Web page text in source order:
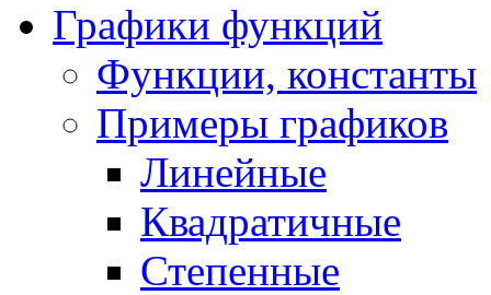
Графики функций
Функции, константы
Примеры графиков
Линейные
Квадратичные
Степенные